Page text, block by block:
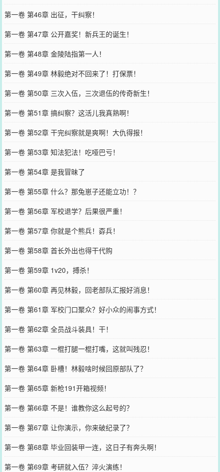
第一卷 第46章 出征，干纠察！
第一卷 第47章 公开嘉奖！新兵王的诞生！
第一卷 第48章 金陵陆指第一人！
第一卷 第49章 林毅绝对不回来了！打保票！
第一卷 第50章 三次入伍，三次退伍的传奇新生！
第一卷 第51章 搞纠察？这活儿我真熟啊！
第一卷 第52章 干完纠察就是爽啊！大仇得报！
第一卷 第53章 知法犯法！吃哑巴亏！
第一卷 第54章 是我冒昧了
第一卷 第55章 什么？那兔崽子还能立功！？
第一卷 第56章 军校退学？后果很严重！
第一卷 第57章 你就是个熊兵！孬兵！
第一卷 第58章 首长外出也得干代购
第一卷 第59章 1v20，搏杀！
第一卷 第60章 再见林毅，回老部队汇报好消息！
第一卷 第61章 军校门口聚众？好小众的闹事方式！
第一卷 第62章 全员战斗装具！干！
第一卷 第63章 一棍打腿一棍打嘴，这就叫残忍！
第一卷 第64章 卧槽！林毅啥时候回原部队了？
第一卷 第65章 新枪191开箱视频！
第一卷 第66章 不是！谁教你这么起号的？
第一卷 第67章 让你演示，你来破纪录了？
第一卷 第68章 毕业回装甲一连，这日子有奔头啊！
第一卷 第69章 考研就入伍？淬火演练！